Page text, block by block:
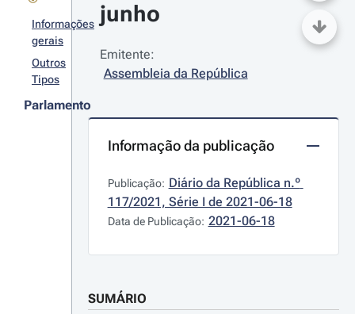
Informações
gerais
Outros
Tipos
Parlamento
junho
Emitente:
Assembleia da República
Informação da publicação
Publicação: Diário da República n.º
117/2021, Série I de 2021-06-18
Data de Publicação: 2021-06-18
SUMÁRIO